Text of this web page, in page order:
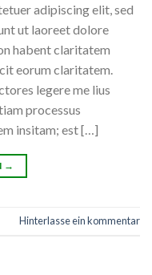
adipiscing elit, sed
ut laoreet dolore
habent claritatem
eorum claritatem.
legere me lius
processus
insitam; est […]
→
Hinterlasse ein kommentar